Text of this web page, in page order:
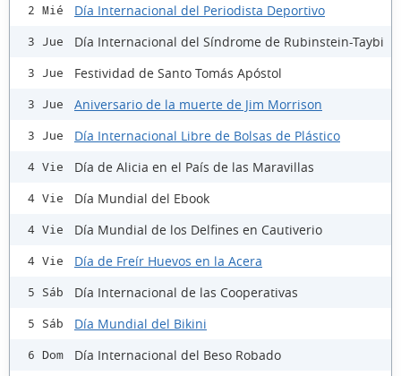
2 Mié Día Internacional del Periodista Deportivo
3 Jue Día Internacional del Síndrome de Rubinstein-Taybi
3 Jue Festividad de Santo Tomás Apóstol
3 Jue Aniversario de la muerte de Jim Morrison
3 Jue Día Internacional Libre de Bolsas de Plástico
4 Vie Día de Alicia en el País de las Maravillas
4 Vie Día Mundial del Ebook
4 Vie Día Mundial de los Delfines en Cautiverio
4 Vie Día de Freír Huevos en la Acera
5 Sáb Día Internacional de las Cooperativas
5 Sáb Día Mundial del Bikini
6 Dom Día Internacional del Beso Robado